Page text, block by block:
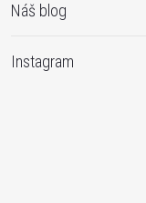
Náš blog
Instagram